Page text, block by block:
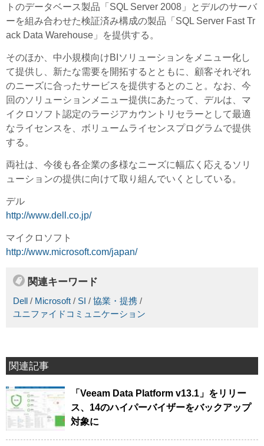
トのデータベース製品「SQL Server 2008」とデルのサーバ
ーを組み合わせた検証済み構成の製品「SQL Server Fast Tr
ack Data Warehouse」を提供する。
そのほか、中小規模向けBIソリューションをメニュー化し
て提供し、新たな需要を開拓するとともに、顧客それぞれ
のニーズに合ったサービスを提供するとのこと。なお、今
回のソリューションメニュー提供にあたって、デルは、マ
イクロソフト認定のラージアカウントリセラーとして最適
なライセンスを、ボリュームライセンスプログラムで提供
する。
両社は、今後も各企業の多様なニーズに幅広く応えるソリ
ューションの提供に向けて取り組んでいくとしている。
デル
http://www.dell.co.jp/
マイクロソフト
http://www.microsoft.com/japan/
関連キーワード
Dell / Microsoft / SI / 協業・提携 /
ユニファイドコミュニケーション
関連記事
「Veeam Data Platform v13.1」をリリー
ス、14のハイパーバイザーをバックアップ
対象に